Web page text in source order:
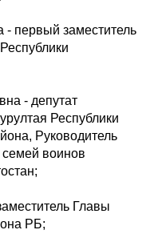
- первый заместитель
- депутат
Республики
Руководитель
семей воинов
Главы
РБ;